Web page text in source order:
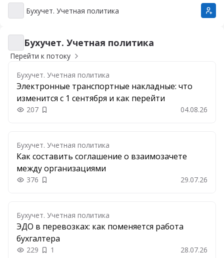
Бухучет. Учетная политика
Бухучет. Учетная политика
Бухучет. Учетная политика
Бухучет. Учетная политика
Перейти к потоку
Бухучет. Учетная политика
Электронные транспортные накладные: что
изменится с 1 сентября и как перейти
207 Добавить в закладки 04.08.26
Бухучет. Учетная политика
Как составить соглашение о взаимозачете
между организациями
376 Добавить в закладки 29.07.26
Бухучет. Учетная политика
ЭДО в перевозках: как поменяется работа
бухгалтера
229 1 28.07.26